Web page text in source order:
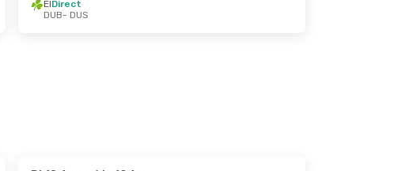
EIDirect
DUB- DUS